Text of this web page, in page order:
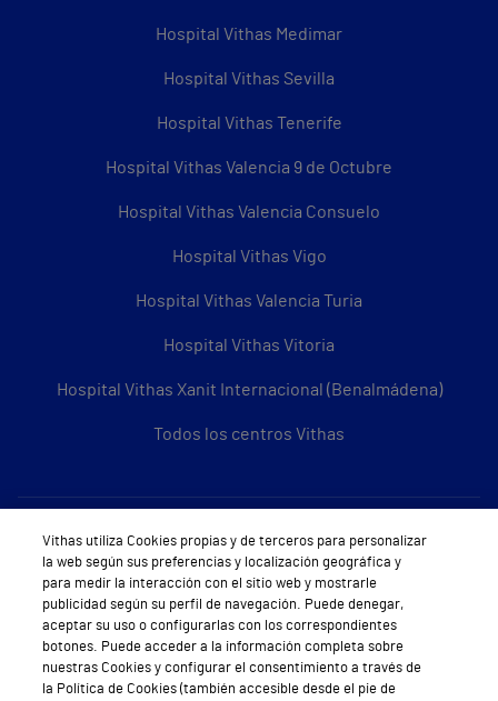
Hospital Vithas Medimar
Hospital Vithas Sevilla
Hospital Vithas Tenerife
Hospital Vithas Valencia 9 de Octubre
Hospital Vithas Valencia Consuelo
Hospital Vithas Vigo
Hospital Vithas Valencia Turia
Hospital Vithas Vitoria
Hospital Vithas Xanit Internacional (Benalmádena)
Todos los centros Vithas
Sobre Vithas
Quiénes somos
Trabajar en Vithas
Teléfono Cita Médica
Vithas utiliza Cookies propias y de terceros para personalizar
la web según sus preferencias y localización geográfica y
para medir la interacción con el sitio web y mostrarle
publicidad según su perfil de navegación. Puede denegar,
aceptar su uso o configurarlas con los correspondientes
botones. Puede acceder a la información completa sobre
nuestras Cookies y configurar el consentimiento a través de
la Política de Cookies (también accesible desde el pie de